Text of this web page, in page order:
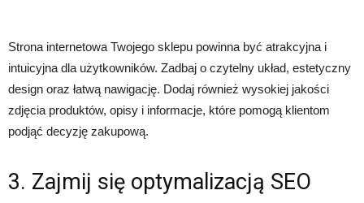
Strona internetowa Twojego sklepu powinna być atrakcyjna i
intuicyjna dla użytkowników. Zadbaj o czytelny układ, estetyczny
design oraz łatwą nawigację. Dodaj również wysokiej jakości
zdjęcia produktów, opisy i informacje, które pomogą klientom
podjąć decyzję zakupową.
3. Zajmij się optymalizacją SEO